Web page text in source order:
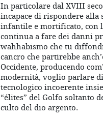
In particolare dal XVIII
incapace di rispondere alla
infantile e mortificato, con
continua a fare dei danni
wahhabismo che tu
cancro che partirebbe
Occidente, producendo
modernità, voglio parlare
tecnologico incoerente
“élites” del Golfo soltanto
culto del dio argento.